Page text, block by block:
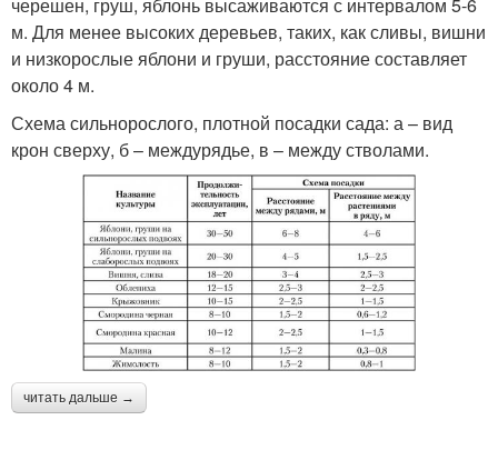
м. Для менее высоких деревьев, таких, как сливы, вишни
и низкорослые яблони и груши, расстояние составляет
около 4 м.
Схема сильнорослого, плотной посадки сада: а – вид
крон сверху, б – междурядье, в – между стволами.
читать дальше →